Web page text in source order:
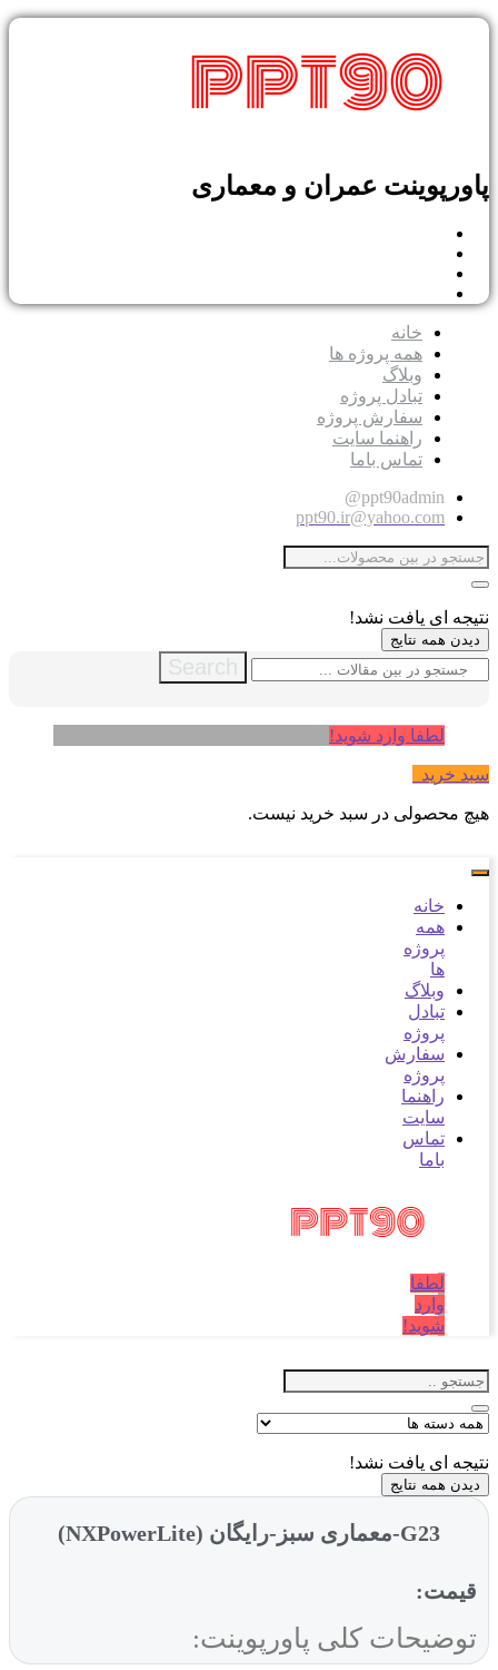
پاورپوینت عمران و معماری
خانه
همه پروژه ها
وبلاگ
تبادل پروژه
سفارش پروژه
راهنما سایت
تماس باما
ppt90admin@
ppt90.ir@yahoo.com
نتیجه ای یافت نشد!
دیدن همه نتایج
Search
لطفا وارد شوید!
سبد خرید
هیچ محصولی در سبد خرید نیست.
خانه
همه
پروژه
ها
وبلاگ
تبادل
پروژه
سفارش
پروژه
راهنما
سایت
تماس
باما
لطفا
وارد
شوید!
نتیجه ای یافت نشد!
دیدن همه نتایج
G23-معماری سبز-رایگان (NXPowerLite)
قیمت:
توضیحات کلی پاورپوینت: